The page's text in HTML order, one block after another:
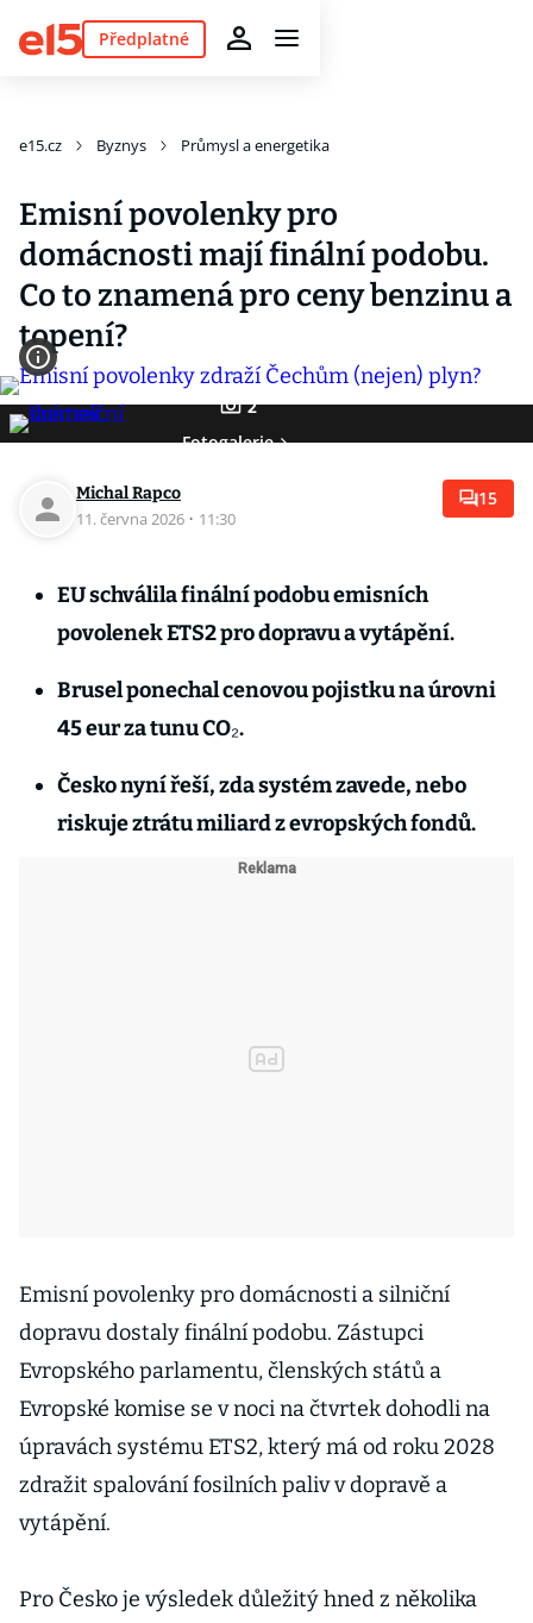
Předplatné
e15.cz Byznys Průmysl a energetika
Emisní povolenky pro
domácnosti mají finální podobu.
Co to znamená pro ceny benzinu a
topení?
2
Fotogalerie
Michal Rapco
11. června 2026 · 11:30
15
EU schválila finální podobu emisních
povolenek ETS2 pro dopravu a vytápění.
Brusel ponechal cenovou pojistku na úrovni
45 eur za tunu CO₂.
Česko nyní řeší, zda systém zavede, nebo
riskuje ztrátu miliard z evropských fondů.
Emisní povolenky pro domácnosti a silniční
dopravu dostaly finální podobu. Zástupci
Evropského parlamentu, členských států a
Evropské komise se v noci na čtvrtek dohodli na
úpravách systému ETS2, který má od roku 2028
zdražit spalování fosilních paliv v dopravě a
vytápění.
Pro Česko je výsledek důležitý hned z několika